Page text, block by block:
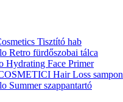
Tisztító hab
Retro fürdőszobai tálca
Hydrating Face Primer
Hair Loss sampon
Summer szappantartó